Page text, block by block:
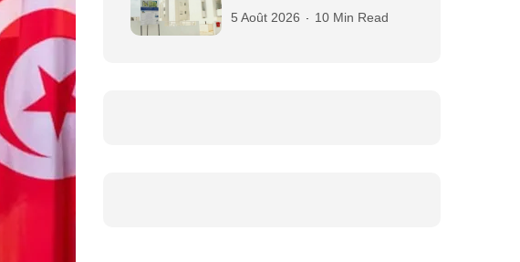
5 Août 2026 10 Min Read